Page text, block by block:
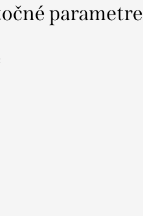
parametre